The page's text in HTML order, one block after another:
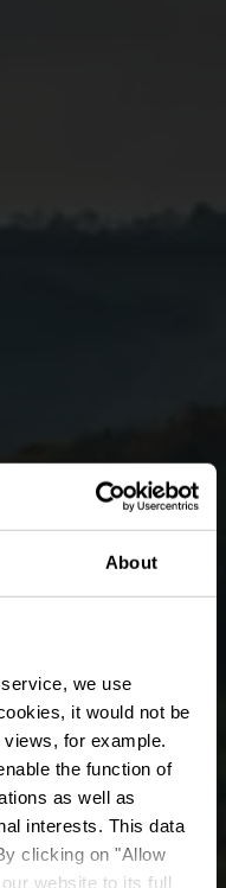
About
we use
it would not be
for example.
the function of
as well as
interests. This data
clicking on "Allow
website to its full